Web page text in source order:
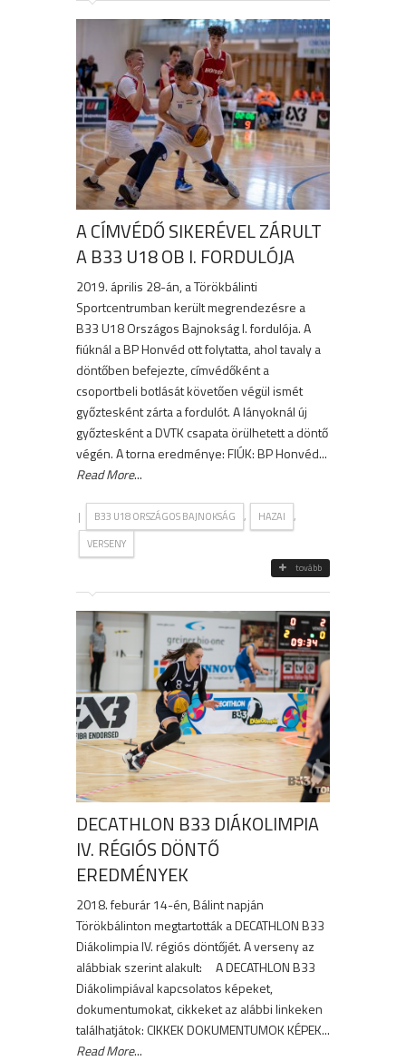
A CÍMVÉDŐ SIKERÉVEL ZÁRULT
A B33 U18 OB I. FORDULÓJA
2019. április 28-án, a Törökbálinti
Sportcentrumban került megrendezésre a
B33 U18 Országos Bajnokság I. fordulója. A
fiúknál a BP Honvéd ott folytatta, ahol tavaly a
döntőben befejezte, címvédőként a
csoportbeli botlását követően végül ismét
győztesként zárta a fordulót. A lányoknál új
győztesként a DVTK csapata örülhetett a döntő
végén. A torna eredménye: FIÚK: BP Honvéd...
Read More...
| B33 U18 ORSZÁGOS BAJNOKSÁG , HAZAI ,
VERSENY
tovább
DECATHLON B33 DIÁKOLIMPIA
IV. RÉGIÓS DÖNTŐ
EREDMÉNYEK
2018. feburár 14-én, Bálint napján
Törökbálinton megtartották a DECATHLON B33
Diákolimpia IV. régiós döntőjét. A verseny az
alábbiak szerint alakult: A DECATHLON B33
Diákolimpiával kapcsolatos képeket,
dokumentumokat, cikkeket az alábbi linkeken
találhatjátok: CIKKEK DOKUMENTUMOK KÉPEK...
Read More...